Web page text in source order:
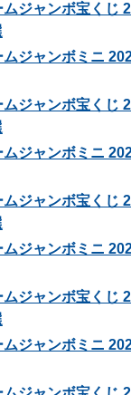
ジャンボ宝くじ
ジャンボミニ
ジャンボ宝くじ
ジャンボミニ
ジャンボ宝くじ
ジャンボミニ
ジャンボ宝くじ
ジャンボミニ